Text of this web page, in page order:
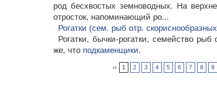
род бесхвостых земноводных. На
отросток, напоминающий ро...
Рогатки (сем. рыб отр.
Рогатки, бычки-рогатки, семейство рыб
же, что подкаменщики.
‹‹ 1 2 3 4 5 6 7 8 9